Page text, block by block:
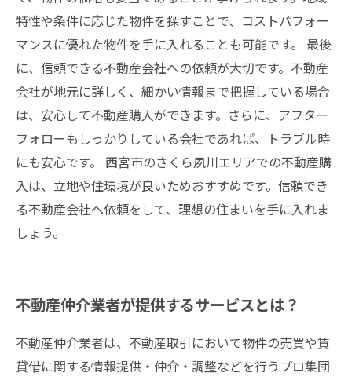
特性や条件に応じた物件を探すことで、コストパフォー
マンスに優れた物件を手に入れることも可能です。 最後
に、信頼できる不動産会社への依頼が大切です。不動産
会社が地元に詳しく、細かい情報まで把握している場合
は、安心して不動産購入ができます。さらに、アフター
フォローもしっかりしている会社であれば、トラブル時
にも安心です。 西宮市のさくら夙川エリアでの不動産購
入は、立地や住環境が良いためおすすめです。信頼でき
る不動産会社へ依頼をして、理想の住まいを手に入れま
しょう。
不動産仲介業者が提供するサービスとは？
不動産仲介業者は、不動産取引において物件の売買や賃
貸借に関する情報提供・仲介・調整などを行うプロ集団